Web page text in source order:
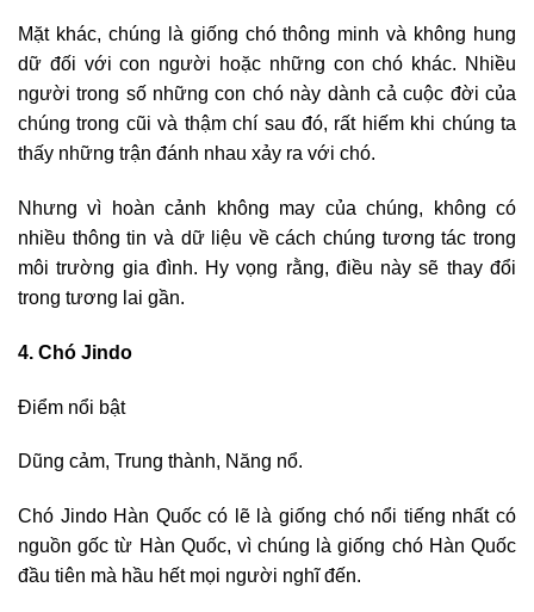
Mặt khác, chúng là giống chó thông minh và không hung
dữ đối với con người hoặc những con chó khác. Nhiều
người trong số những con chó này dành cả cuộc đời của
chúng trong cũi và thậm chí sau đó, rất hiếm khi chúng ta
thấy những trận đánh nhau xảy ra với chó.
Nhưng vì hoàn cảnh không may của chúng, không có
nhiều thông tin và dữ liệu về cách chúng tương tác trong
môi trường gia đình. Hy vọng rằng, điều này sẽ thay đổi
trong tương lai gần.
4. Chó Jindo
Điểm nổi bật
Dũng cảm, Trung thành, Năng nổ.
Chó Jindo Hàn Quốc có lẽ là giống chó nổi tiếng nhất có
nguồn gốc từ Hàn Quốc, vì chúng là giống chó Hàn Quốc
đầu tiên mà hầu hết mọi người nghĩ đến.